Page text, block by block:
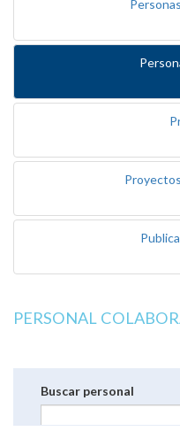
PERSONAL
Buscar personal